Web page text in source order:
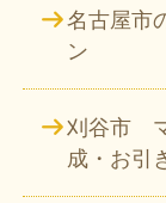
名古屋市
ン
刈谷市
成・お引